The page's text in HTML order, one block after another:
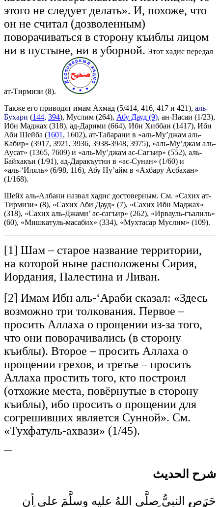
этого не следует делать». И, похоже, что
он не считал (дозволенным)
поворачиваться в сторону къиблы лицом
ни в пустыне, ни в уборной. Этот хадис передал
ат-Тирмизи (8).
Также его приводят имам Ахмад (5/414, 416, 417 и 421), аль-
Бухари (144, 394), Муслим (264), Абу Дауд (9), ан-Насаи (1/23),
Ибн Маджах (318), ад-Дарими (664), Ибн Хиббан (1417), Ибн
Аби Шейба (1601 , 1602), ат-Табарани в «аль-Му’джам аль-
Кабир» (3917, 3921, 3936, 3938-3948, 3975), «аль-Му’джам аль-
Аусат» (1365, 7609) и «аль-Му’джам ас-Сагъир» (552), аль-
Байхакъи (1/91), ад-Даракъутни в «ас-Сунан» (1/60) и
«аль-‘Иляль» (6/98, 116), Абу Ну’айм в «Ахбару Асбахан»
(1/168).
Шейх аль-Албани назвал хадис достоверным. См. «Сахих ат-
Тирмизи» (8), «Сахих Аби Дауд» (7), «Сахих Ибн Маджах»
(318), «Сахих аль-Джами’ ас-сагъир» (262), «Ирвауль-гъалиль»
(60), «Мишкатуль-масабих» (334), «Мухтасар Муслим» (109).
[1] Шам – старое название территории,
на которой ныне расположены Сирия,
Иордания, Палестина и Ливан.
[2] Имам Ибн аль-‘Араби сказал: «Здесь
возможно три толкования. Первое –
просить Аллаха о прощении из-за того,
что они поворачивались (в сторону
къиблы). Второе – просить Аллаха о
прощении грехов, и третье – просить
Аллаха простить того, кто построил
(отхожие места, повёрнутые в сторону
къиблы), ибо просить о прощении для
согрешивших является Сунной». См.
«Тухфатуль-ахвази» (1/45).
—
شرح الحديث
حَرَص النبيُّ صلَّى اللهُ عليه وسلَّمَ على أن